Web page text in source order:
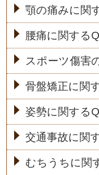
顎の痛みに関
腰痛に関する
スポーツ傷害
骨盤矯正に関
姿勢に関する
交通事故に関
むちうちに関